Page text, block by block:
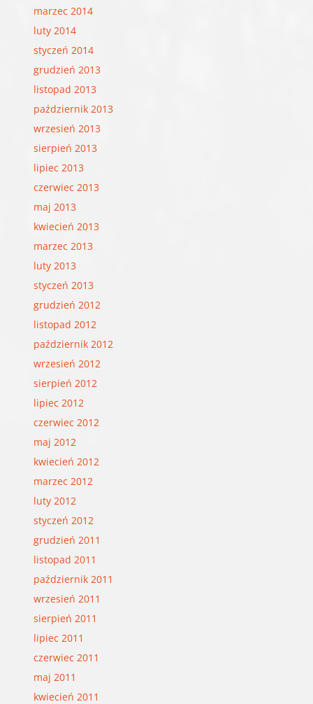
marzec 2014
luty 2014
styczeń 2014
grudzień 2013
listopad 2013
październik 2013
wrzesień 2013
sierpień 2013
lipiec 2013
czerwiec 2013
maj 2013
kwiecień 2013
marzec 2013
luty 2013
styczeń 2013
grudzień 2012
listopad 2012
październik 2012
wrzesień 2012
sierpień 2012
lipiec 2012
czerwiec 2012
maj 2012
kwiecień 2012
marzec 2012
luty 2012
styczeń 2012
grudzień 2011
listopad 2011
październik 2011
wrzesień 2011
sierpień 2011
lipiec 2011
czerwiec 2011
maj 2011
kwiecień 2011